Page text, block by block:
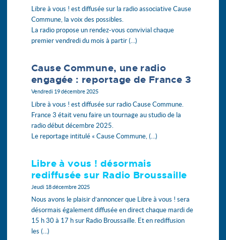
Libre à vous ! est diffusée sur la radio associative Cause
Commune, la voix des possibles.
La radio propose un rendez-vous convivial chaque
premier vendredi du mois à partir (…)
Cause Commune, une radio
engagée : reportage de France 3
Vendredi 19 décembre 2025
Libre à vous ! est diffusée sur radio Cause Commune.
France 3 était venu faire un tournage au studio de la
radio début décembre 2025.
Le reportage intitulé « Cause Commune, (…)
Libre à vous ! désormais
rediffusée sur Radio Broussaille
Jeudi 18 décembre 2025
Nous avons le plaisir d’annoncer que Libre à vous ! sera
désormais également diffusée en direct chaque mardi de
15 h 30 à 17 h sur Radio Broussaille. Et en rediffusion
les (…)